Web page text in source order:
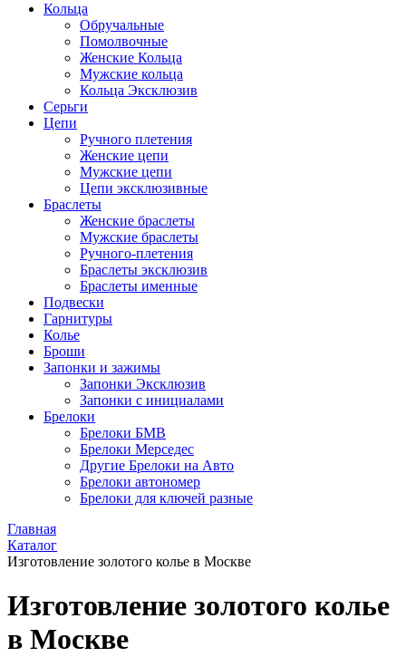
Кольца
Обручальные
Помолвочные
Женские Кольца
Мужские кольца
Кольца Эксклюзив
Серьги
Цепи
Ручного плетения
Женские цепи
Мужские цепи
Цепи эксклюзивные
Браслеты
Женские браслеты
Мужские браслеты
Ручного-плетения
Браслеты эксклюзив
Браслеты именные
Подвески
Гарнитуры
Колье
Броши
Запонки и зажимы
Запонки Эксклюзив
Запонки с инициалами
Брелоки
Брелоки БМВ
Брелоки Мерседес
Другие Брелоки на Авто
Брелоки автономер
Брелоки для ключей разные
Главная
Каталог
Изготовление золотого колье в Москве
Изготовление золотого колье
в Москве